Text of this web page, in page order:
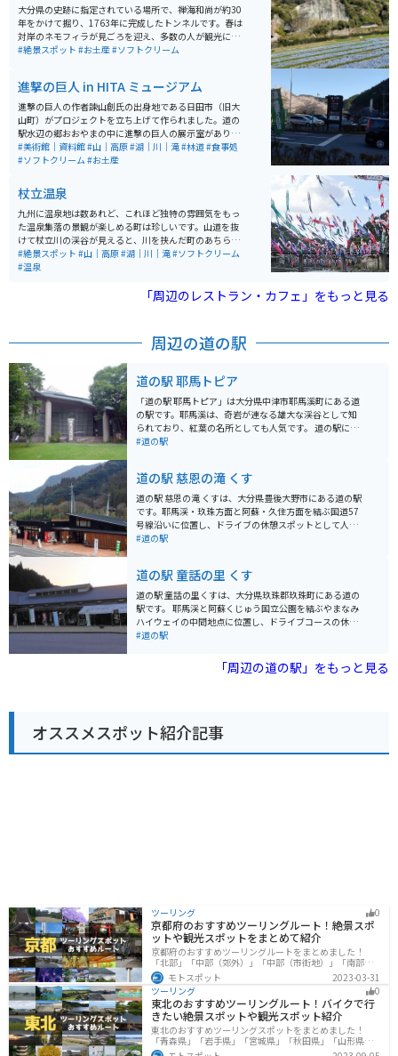
大分県の史跡に指定されている場所で、禅海和尚が約30
年をかけて掘り、1763年に完成したトンネルです。春は
対岸のネモフィラが見ごろを迎え、多数の人が観光に訪
れます。耶馬渓は紅葉で有名な場所なので、特に秋が観
となっています。
#絶景スポット #お土産#ソフトクリーム
進撃の巨人 in HITA ミュージアム
進撃の巨人の作者諫山創氏の出身地である日田市（旧大
山町）がプロジェクトを立ち上げて作られました。道の
駅水辺の郷おおやまの中に進撃の巨人の展示室があり、
無料で閲覧できます。地元の物産品、食事処もあります
が、作者が働いていた「想夫恋」という焼きそば屋があ
#美術館｜資料館#山｜高原#湖｜川｜滝#林道#食事処
#ソフトクリーム#お土産
杖立温泉
九州に温泉地は数あれど、これほど独特の雰囲気をもっ
た温泉集落の景観が楽しめる町は珍しいです。山道を抜
けて杖立川の渓谷が見えると、川を挟んだ町のあちらこ
ちらからのぼり立つ湯けむり。美しい川のせせらぎが旅
情をかきたてます。はるか昔から泉質の良さが評判とな
の奥座敷」として歓楽街としての賑わいを見せていまし
#絶景スポット #山｜高原#湖｜川｜滝#ソフトクリーム
#温泉
「周辺のレストラン・カフェ」をもっと見る
周辺の道の駅
道の駅 耶馬トピア
「道の駅 耶馬トピア」は大分県中津市耶馬溪町にある道
の駅です。耶馬溪は、奇岩が連なる雄大な渓谷として知
られており、紅葉の名所としても人気です。 道の駅に
は、地元の農産物や特産品を販売する直売所、耶馬溪の
元産の野菜を使った料理を楽しむことができます。 バイ
クで訪れる場合、道の駅には広い駐車場が完備されてい
るので安心です。耶馬溪は、ツーリングコースとしても
人気が高く、周辺には見どころがたくさんあります。青
の洞門や羅漢寺など、自然と歴史を感じられるスポット
人々との触れ合いも旅の思い出になるでしょう。
#道の駅
道の駅 慈恩の滝 くす
道の駅 慈恩の滝 くすは、大分県豊後大野市にある道の駅
です。耶馬渓・玖珠方面と阿蘇・久住方面を結ぶ国道57
号線沿いに位置し、ドライブの休憩スポットとして人気
です。 周辺には、日本の滝百選にも選ばれている慈恩の
スポットが点在しています。 特産品販売所では、地元で
採れた新鮮な野菜や果物をはじめ、ジビエ料理や、豊後
大野市のブランド牛「おおいた豊後牛」を使った商品な
ど、お土産に最適なものが販売されています。また、併
設のレストランでは、だんご汁などの郷土料理や、ソフ
て駐車できます。ツーリングの休憩場所として、ぜひ立
#道の駅
道の駅 童話の里 くす
道の駅 童話の里くすは、大分県玖珠郡玖珠町にある道の
駅です。 耶馬渓と阿蘇くじゅう国立公園を結ぶやまなみ
ハイウェイの中間地点に位置し、ドライブコースの休憩
スポットとして最適です。 ツーリングで訪れるライダー
物を販売する物産館や、玖珠町の特産品を使った料理が
楽しめるレストランがあります。 特産品は、豊後牛や、
は、温泉施設も多く、宿泊も可能です。 バイクで訪れる
場合は、道の駅の駐車場にバイク専用の駐輪スペースが
あります。 ツーリングの休憩場所として、ぜひ立ち寄っ
#道の駅
「周辺の道の駅」をもっと見る
オススメスポット紹介記事
ツーリング 0
京都府のおすすめツーリングルート！絶景スポ
ットや観光スポットをまとめて紹介
京都府のおすすめツーリングルートをまとめました！
「北部」「中部（郊外）」「中部（市街地）」「南部」
の4つのルート紹介します。古い町並みや神社仏閣、自然
に囲まれた風光明媚なスポットが数多く存在し、様々な
楽しみ方ができます。バイクで京都府にツーリングに行
く際は参考にしてください。
モトスポット
2023-03-31
ツーリング
0
東北のおすすめツーリングルート！バイクで行
きたい絶景スポットや観光スポット紹介
東北のおすすめツーリングスポットをまとめました！
「青森県」「岩手県」「宮城県」「秋田県」「山形県」
「福島県」の各県の観光地紹介します。自然豊かな山々